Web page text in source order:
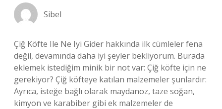
Sibel
Çiğ Köfte Ile Ne Iyi Gider hakkında ilk cümleler fena
değil, devamında daha iyi şeyler bekliyorum. Burada
eklemek istediğim minik bir not var: Çiğ köfte için ne
gerekiyor? Çiğ köfteye katılan malzemeler şunlardır:
Ayrıca, isteğe bağlı olarak maydanoz, taze soğan,
kimyon ve karabiber gibi ek malzemeler de